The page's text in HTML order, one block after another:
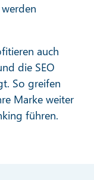
auch
die SEO
So greifen
Marke weiter
führen.